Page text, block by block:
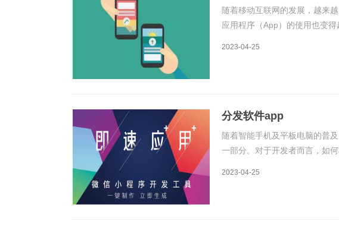
随着移动互联网的发展，越来
应用程序（App）的使用也变
现了许多App分发平台。本文
2023-04-25
分发软件app
随着智能手机及平板电脑的普
一部分。对于开发者而言，如
个必须面对的问题。因此，分
2023-04-25